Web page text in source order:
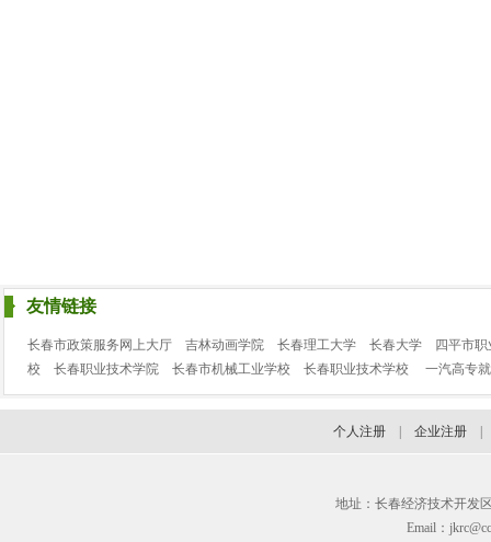
友情链接
长春市政策服务网上大厅 吉林动画学院 长春理工大学 长春大学
四平市
校
长春职业技术学院 长春市机械工业学校 长春职业技术学校 一汽高专
个人注册 企业注册
地址：长春经济技术开发
Email：